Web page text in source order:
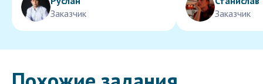
Заказчик
Заказчик